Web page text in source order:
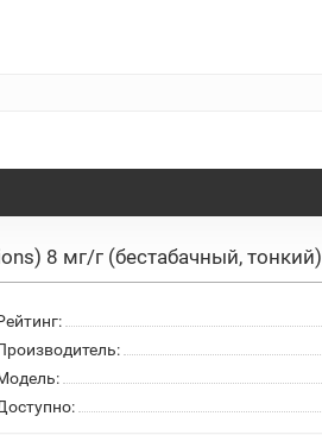
8 мг/г (бестабачный, тонкий)